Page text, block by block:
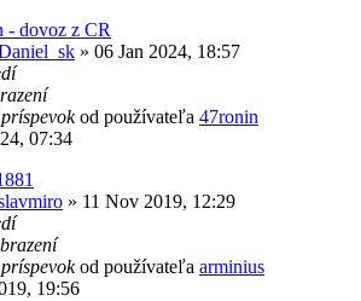
- dovoz z CR
» 06 Jan 2024, 18:57
od používateľa 47ronin
07:34
» 11 Nov 2019, 12:29
od používateľa arminius
19:56